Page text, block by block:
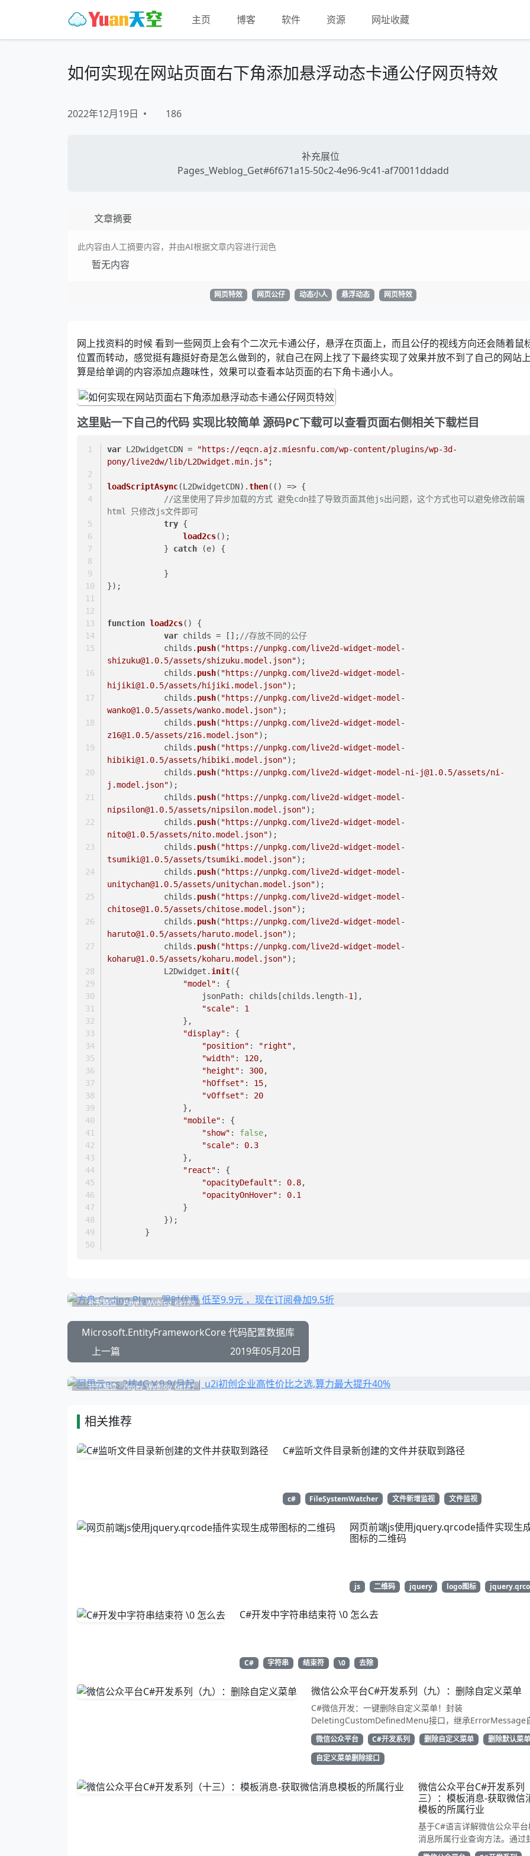
主页 博客 软件 资源 网址收藏
如何实现在网站页面右下角添加悬浮动态卡通公仔网页特效
2022年12月19日 • 186
补充展位
Pages_Weblog_Get#6f671a15-50c2-4e96-9c41-af70011ddadd
文章摘要
此内容由人工摘要内容，并由AI根据文章内容进行润色
暂无内容
网页特效 网页公仔 动态小人 悬浮动态 网页特效
网上找资料的时候 看到一些网页上会有个二次元卡通公仔，悬浮在页面上，而且公仔的视线方向还会随着鼠
位置而转动，感觉挺有趣挺好奇是怎么做到的，就自己在网上找了下最终实现了效果并放不到了自己的网站上
算是给单调的内容添加点趣味性，效果可以查看本站页面的右下角卡通小人。
这里贴一下自己的代码 实现比较简单 源码PC下载可以查看页面右侧相关下载栏目
var L2DwidgetCDN =
"https://eqcn.ajz.miesnfu.com/wp-content/plugins/wp-3d-
pony/live2dw/lib/L2Dwidget.min.js" ;
loadScriptAsync(L2DwidgetCDN).then( () => {
//这里使用了异步加载的方式 避免cdn挂了导致页面其他js出问题，这个方式也可以避免修改前端
html 只修改js文件即可
try {
load2cs();
            }
catch (e) {
            }
});
function load2cs( ) {
var childs = []; //存放不同的公仔
            childs.
push( "https://unpkg.com/live2d-widget-model-
shizuku@1.0.5/assets/shizuku.model.json");
            childs.
push( "https://unpkg.com/live2d-widget-model-
hijiki@1.0.5/assets/hijiki.model.json");
            childs.
push( "https://unpkg.com/live2d-widget-model-
wanko@1.0.5/assets/wanko.model.json");
            childs.
push( "https://unpkg.com/live2d-widget-model-
z16@1.0.5/assets/z16.model.json");
            childs.
push( "https://unpkg.com/live2d-widget-model-
hibiki@1.0.5/assets/hibiki.model.json");
            childs.
push( "https://unpkg.com/live2d-widget-model-ni-j@1.0.5/assets/ni-
j.model.json");
            childs.
push( "https://unpkg.com/live2d-widget-model-
nipsilon@1.0.5/assets/nipsilon.model.json");
            childs.
push( "https://unpkg.com/live2d-widget-model-
nito@1.0.5/assets/nito.model.json");
            childs.
push( "https://unpkg.com/live2d-widget-model-
tsumiki@1.0.5/assets/tsumiki.model.json");
            childs.
push( "https://unpkg.com/live2d-widget-model-
unitychan@1.0.5/assets/unitychan.model.json");
            childs.
push( "https://unpkg.com/live2d-widget-model-
chitose@1.0.5/assets/chitose.model.json");
            childs.
push( "https://unpkg.com/live2d-widget-model-
haruto@1.0.5/assets/haruto.model.json");
            childs.
push( "https://unpkg.com/live2d-widget-model-
koharu@1.0.5/assets/koharu.model.json");
            L2Dwidget.
init({
"model" : {
jsonPath: childs[childs. length-1 ],
"scale" : 1
                },
"display" : {
"position" : "right" ,
"width" : 120,
"height" : 300,
"hOffset" : 15,
"vOffset" : 20
                },
"mobile" : {
"show" : false,
"scale" : 0.3
                },
"react" : {
"opacityDefault" : 0.8,
"opacityOnHover" : 0.1
                }
            });
        }
补充展位 Pages_Weblog_Get#0
Microsoft.EntityFrameworkCore 代码配置数据库
上一篇
2019年05月20日
补充展位 Pages_Weblog_Get#1
相关推荐
C#监听文件目录新创建的文件并获取到路径
c# FileSystemWatcher 文件新增监视 文件监视
网页前端js使用jquery.qrcode插件实现生
图标的二维码
js 二维码 jquery logo图标
C#开发中字符串结束符 \0 怎么去
C# 字符串 结束符 \0 去除
微信公众平台C#开发系列（九）：删除自定义菜单
C#微信开发：一键删除自定义菜单！封装
DeletingCustomDefinedMenu接口，继承ErrorMessage
解析结果。只需access_token即可调用API清除配置。代码简
用性强，告别繁琐XML处理，直接GetResponse获取状态。
动态管理公众号的开发者，建议收藏备用！
微信公众平台 C#开发系列 删除自定义菜单
删除默认菜单
自定义菜单删除接口
微信公众平台C#开发系列
三）：模板消息-获取微信
模板的所属行业
基于C#语言详解微信公众平台
消息所属行业查询方法。通过
TemplateGetIndustry类继承